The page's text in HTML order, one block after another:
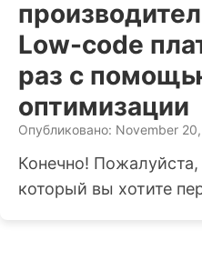
Low-code
раз с
оптимизации
Опубликовано: November
Конечно! Пожалуйста,
который вы хотите